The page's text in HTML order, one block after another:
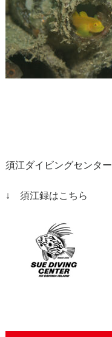
須江ダイビングセンター
↓ 須江録はこちら